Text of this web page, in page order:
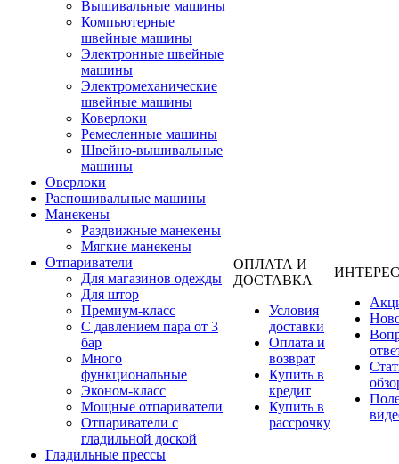
Вышивальные машины
Компьютерные
швейные машины
Электронные швейные
машины
Электромеханические
швейные машины
Коверлоки
Ремесленные машины
Швейно-вышивальные
машины
Оверлоки
Распошивальные машины
Манекены
Раздвижные манекены
Мягкие манекены
Отпариватели
Для магазинов одежды
Для штор
Премиум-класс
С давлением пара от 3
бар
Много
функциональные
Эконом-класс
Мощные отпариватели
Отпариватели с
гладильной доской
Гладильные прессы
ОПЛАТА И
ДОСТАВКА
Условия
доставки
Оплата и
возврат
Купить в
кредит
Купить в
рассрочку